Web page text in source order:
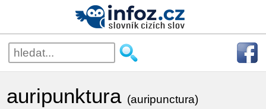
auripunktura (auripunctura)